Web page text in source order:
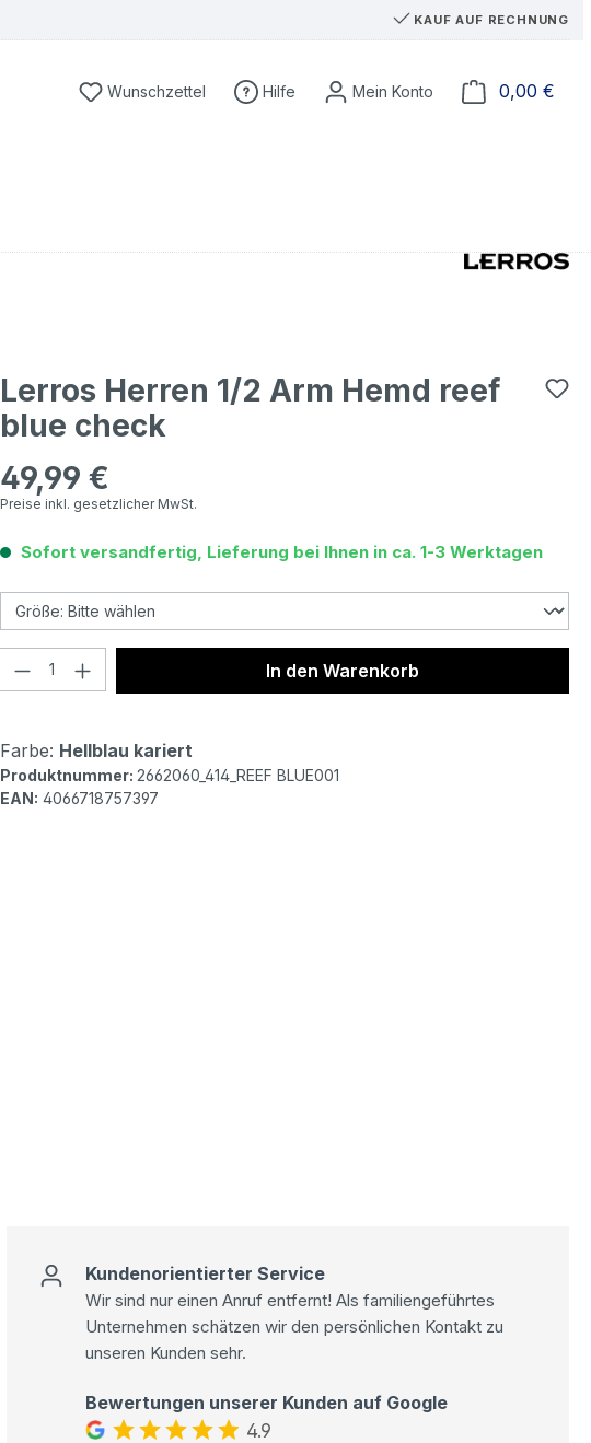
KAUF AUF RECHNUNG
Du hast 0 Produkte auf dem Merkzettel
Wunschzettel Hilfe 0,00 €
Lerros Herren 1/2 Arm Hemd reef
blue check
Regulärer Preis:
49,99 €
Preise inkl. gesetzlicher MwSt.
Sofort versandfertig, Lieferung bei Ihnen in ca. 1-3 Werktagen
Produkt Anzahl: Gib den gewünschten Wert
In den Warenkorb
Farbe: Hellblau kariert
Produktnummer: 2662060_414_REEF BLUE001
EAN: 4066718757397
Kundenorientierter Service
Wir sind nur einen Anruf entfernt! Als familiengeführtes
Unternehmen schätzen wir den persönlichen Kontakt zu
unseren Kunden sehr.
Bewertungen unserer Kunden auf Google
4.9